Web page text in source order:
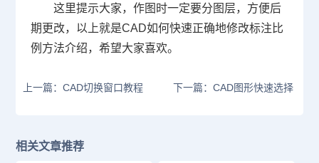
这里提示大家，作图时一定要分图层，方便后
期更改，以上就是CAD如何快速正确地修改标注比
例方法介绍，希望大家喜欢。
上一篇：CAD切换窗口教程 下一篇：CAD图形快速选择
相关文章推荐